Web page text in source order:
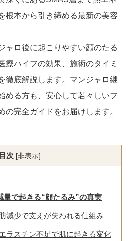
根本から引き締める最新の美容
ャロ後に起こりやすい顔のたる
療ハイフの効果、施術のタイミ
徹底解説します。マンジャロ継
める方も、安心して若々しいフ
の完全ガイドをお届けします。
目次 [非表示]
量で起きる“顔たるみ”の真実
減少で支えが失われる仕組み
ラスチン不足で肌に起きる変化